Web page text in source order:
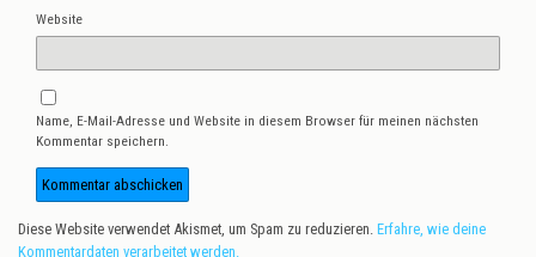
Website
Name, E-Mail-Adresse und Website in diesem Browser für meinen nächsten
Kommentar speichern.
Diese Website verwendet Akismet, um Spam zu reduzieren. Erfahre, wie deine
Kommentardaten verarbeitet werden.